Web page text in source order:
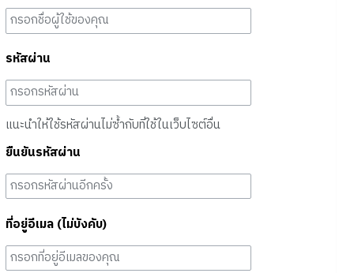
รหัสผ่าน
แนะนำให้ใช้รหัสผ่านไม่ซ้ำกับที่ใช้ในเว็บไซต์อื่น
ยืนยันรหัสผ่าน
ที่อยู่อีเมล (ไม่บังคับ)